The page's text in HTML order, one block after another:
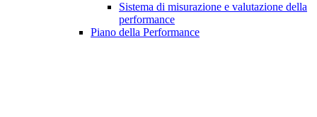
Sistema di misurazione e valutazione della
performance
Piano della Performance